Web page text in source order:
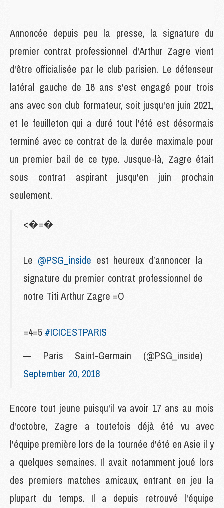
Annoncée depuis peu la presse, la signature du
premier contrat professionnel d'Arthur Zagre vient
d'être officialisée par le club parisien. Le défenseur
latéral gauche de 16 ans s'est engagé pour trois
ans avec son club formateur, soit jusqu'en juin 2021,
et le feuilleton qui a duré tout l'été est désormais
terminé avec ce contrat de la durée maximale pour
un premier bail de ce type. Jusque-là, Zagre était
sous contrat aspirant jusqu'en juin prochain
seulement.
<�=�
Le @PSG_inside est heureux d’annoncer la
signature du premier contrat professionnel de
notre Titi Arthur Zagre =O
=4=5 #ICICESTPARIS
— Paris Saint-Germain (@PSG_inside)
September 20, 2018
Encore tout jeune puisqu'il va avoir 17 ans au mois
d'octobre, Zagre a toutefois déjà été vu avec
l'équipe première lors de la tournée d'été en Asie il y
a quelques semaines. Il avait notamment joué lors
des premiers matches amicaux, entrant en jeu la
plupart du temps. Il a depuis retrouvé l'équipe